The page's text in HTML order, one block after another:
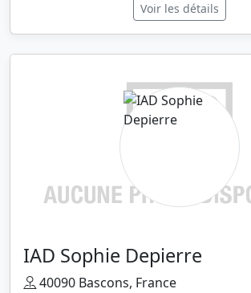
Voir les détails
IAD Sophie Depierre
40090 Bascons, France